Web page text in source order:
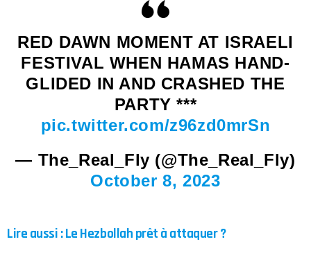
RED DAWN MOMENT AT ISRAELI
FESTIVAL WHEN HAMAS HAND-
GLIDED IN AND CRASHED THE
PARTY ***
pic.twitter.com/z96zd0mrSn
— The_Real_Fly (@The_Real_Fly)
October 8, 2023
Lire aussi : Le Hezbollah prêt à attaquer ?